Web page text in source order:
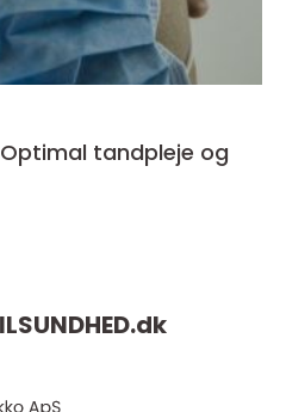
tandpleje og
dk